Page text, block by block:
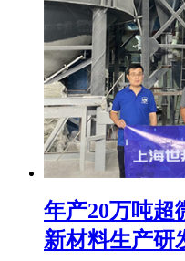
年产20万吨超
新材料生产研